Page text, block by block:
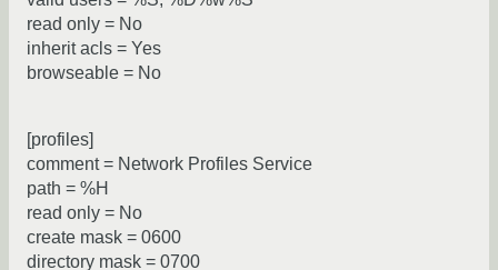
read only = No
inherit acls = Yes
browseable = No
[profiles]
comment = Network Profiles Service
path = %H
read only = No
create mask = 0600
directory mask = 0700